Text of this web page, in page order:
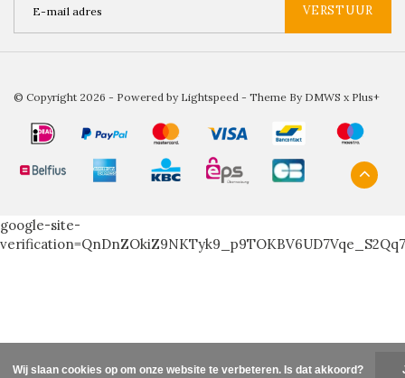
VERSTUUR
© Copyright 2026 - Powered by Lightspeed - Theme By DMWS x Plus+
google-site-
Wij slaan cookies op om onze website te verbeteren. Is dat akkoord?